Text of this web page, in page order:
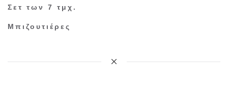
Σετ των 7 τμχ.
Μπιζουτιέρες